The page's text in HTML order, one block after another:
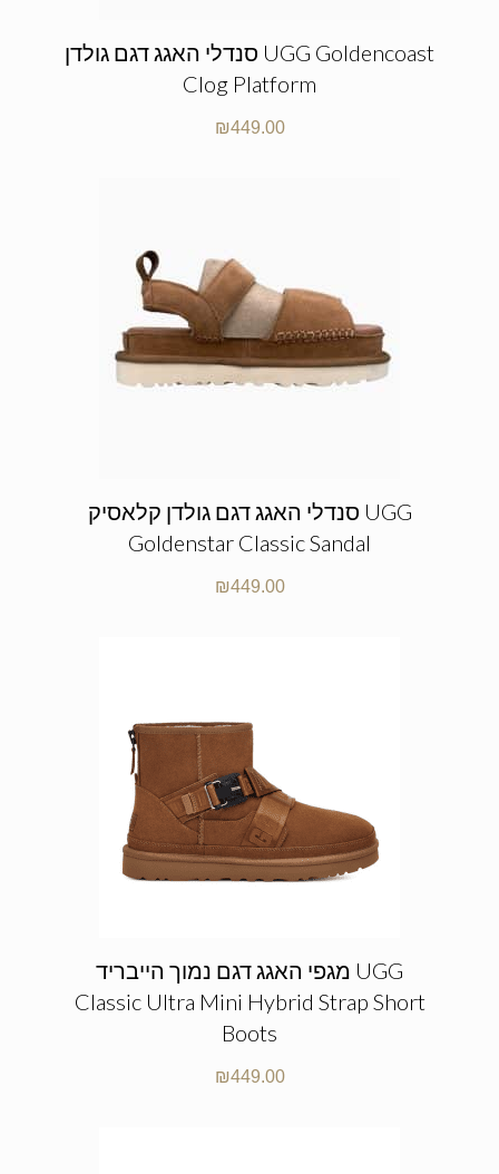
סנדלי האגג דגם גולדן UGG Goldencoast
Clog Platform
₪449.00
סנדלי האגג דגם גולדן קלאסיק UGG
Goldenstar Classic Sandal
₪449.00
מגפי האגג דגם נמוך הייבריד UGG
Classic Ultra Mini Hybrid Strap Short
Boots
₪449.00